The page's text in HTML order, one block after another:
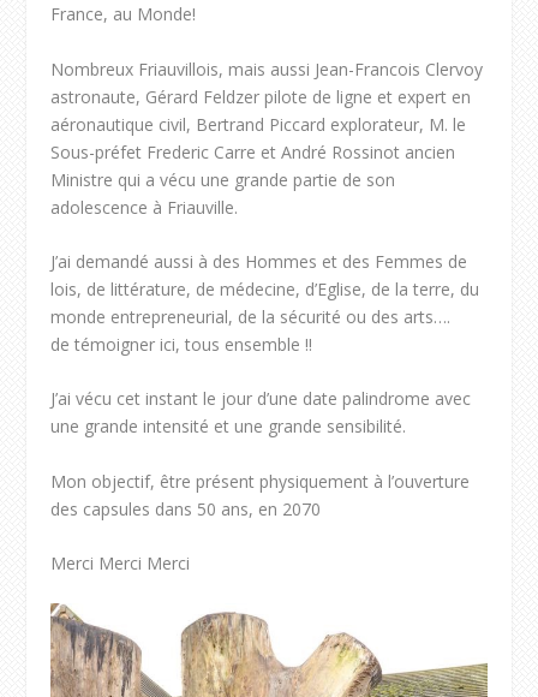
France, au Monde!
Nombreux Friauvillois, mais aussi Jean-Francois Clervoy
astronaute, Gérard Feldzer pilote de ligne et expert en
aéronautique civil, Bertrand Piccard explorateur, M. le
Sous-préfet Frederic Carre et André Rossinot ancien
Ministre qui a vécu une grande partie de son
adolescence à Friauville.
J’ai demandé aussi à des Hommes et des Femmes de
lois, de littérature, de médecine, d’Eglise, de la terre, du
monde entrepreneurial, de la sécurité ou des arts….
de témoigner ici, tous ensemble !!
J’ai vécu cet instant le jour d’une date palindrome avec
une grande intensité et une grande sensibilité.
Mon objectif, être présent physiquement à l’ouverture
des capsules dans 50 ans, en 2070
Merci Merci Merci